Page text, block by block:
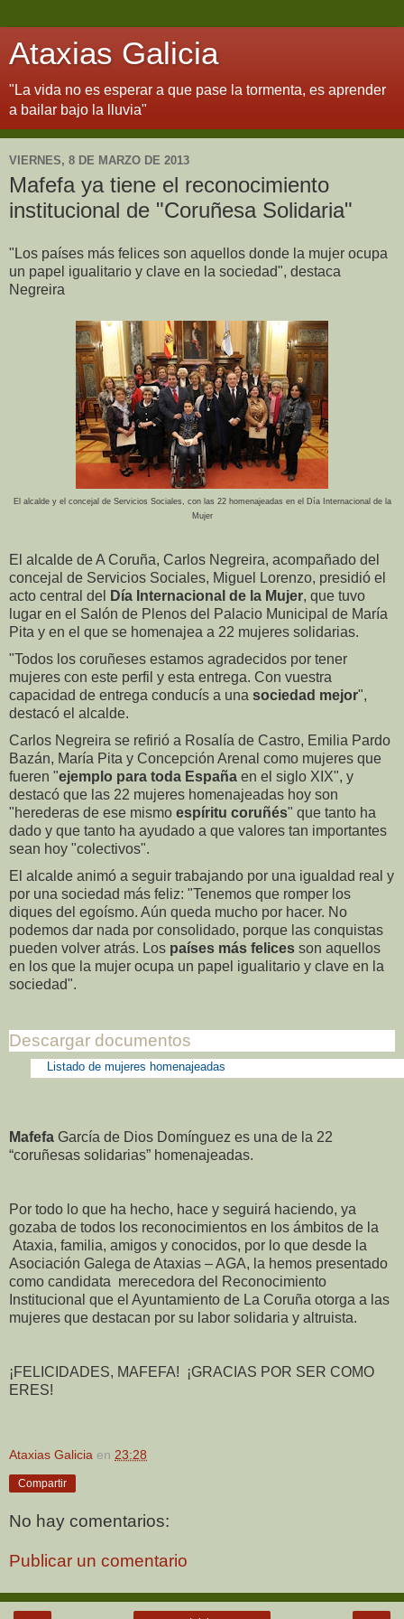
Ataxias Galicia
"La vida no es esperar a que pase la tormenta, es aprender
a bailar bajo la lluvia"
VIERNES, 8 DE MARZO DE 2013
Mafefa ya tiene el reconocimiento
institucional de "Coruñesa Solidaria"
"Los países más felices son aquellos donde la mujer ocupa
un papel igualitario y clave en la sociedad", destaca
Negreira
El alcalde y el concejal de Servicios Sociales, con las 22 homenajeadas en el Día Internacional de la
Mujer
El alcalde de A Coruña, Carlos Negreira, acompañado del
concejal de Servicios Sociales, Miguel Lorenzo, presidió el
acto central del
Día Internacional de la Mujer, que tuvo
lugar en el Salón de Plenos del Palacio Municipal de María
Pita y en el que se homenajea a 22 mujeres solidarias.
"Todos los coruñeses estamos agradecidos por tener
mujeres con este perfil y esta entrega. Con vuestra
capacidad de entrega conducís a una sociedad mejor",
destacó el alcalde.
Carlos Negreira se refirió a Rosalía de Castro, Emilia Pardo
Bazán, María Pita y Concepción Arenal como mujeres que
fueren "ejemplo para toda España en el siglo XIX", y
destacó que las 22 mujeres homenajeadas hoy son
"herederas de ese mismo espíritu coruñés" que tanto ha
dado y que tanto ha ayudado a que valores tan importantes
sean hoy "colectivos".
El alcalde animó a seguir trabajando por una igualdad real y
por una sociedad más feliz: "Tenemos que romper los
diques del egoísmo. Aún queda mucho por hacer. No
podemos dar nada por consolidado, porque las conquistas
pueden volver atrás. Los países más felices son aquellos
en los que la mujer ocupa un papel igualitario y clave en la
sociedad".
Descargar documentos
Listado de mujeres homenajeadas
Mafefa García de Dios Domínguez es una de la 22
“coruñesas solidarias” homenajeadas.
Por todo lo que ha hecho, hace y seguirá haciendo, ya
gozaba de todos los reconocimientos en los ámbitos de la
Ataxia, familia, amigos y conocidos, por lo que desde la
Asociación Galega de Ataxias – AGA, la hemos presentado
como candidata merecedora del Reconocimiento
Institucional que el Ayuntamiento de La Coruña otorga a las
mujeres que destacan por su labor solidaria y altruista.
¡FELICIDADES, MAFEFA! ¡GRACIAS POR SER COMO
ERES!
Ataxias Galicia en 23:28
Compartir
No hay comentarios:
Publicar un comentario